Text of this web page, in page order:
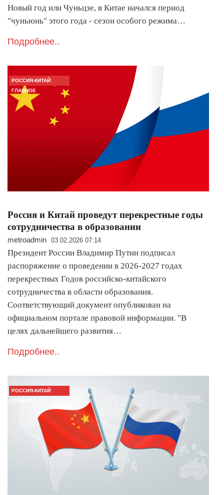
Новый год или Чуньцзе, в Китае начался период
"чуньюнь" этого года - сезон особого режима…
Подробнее..
РОССИЯ-КИТАЙ:
ГЛАВНОЕ
Россия и Китай проведут перекрестные годы
сотрудничества в образовании
metroadmin 03.02.2026 07:14
Президент России Владимир Путин подписал
распоряжение о проведении в 2026-2027 годах
перекрестных Годов российско-китайского
сотрудничества в области образования.
Соответствующий документ опубликован на
официальном портале правовой информации. "B
целях дальнейшего развития…
Подробнее..
РОССИЯ-КИТАЙ:
ГЛАВНОЕ